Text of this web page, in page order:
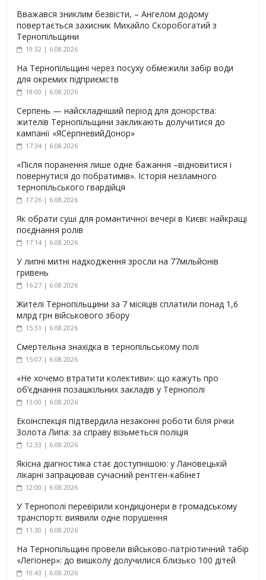
Вважався зниклим безвісти, – Ангелом додому
повертається захисник Михайло Скоробогатий з
Тернопільщини
19:32 | 6.08.2026
На Тернопільщині через посуху обмежили забір води
для окремих підприємств
18:00 | 6.08.2026
Серпень — найскладніший період для донорства:
жителів Тернопільщини закликають долучитися до
кампанії «ЯСерпневийДонор»
17:34 | 6.08.2026
«Після поранення лише одне бажання –відновитися і
повернутися до побратимів». Історія незламного
тернопільського гвардійця
17:26 | 6.08.2026
Як обрати суші для романтичної вечері в Києві: найкращі
поєднання ролів
17:14 | 6.08.2026
У липні митні надходження зросли на 77мільйонів
гривень
16:27 | 6.08.2026
Жителі Тернопільщини за 7 місяців сплатили понад 1,6
млрд грн військового збору
15:31 | 6.08.2026
Смертельна знахідка в тернопільському полі
15:07 | 6.08.2026
«Не хочемо втратити колективи»: що кажуть про
об’єднання позашкільних закладів у Тернополі
13:00 | 6.08.2026
Екоінспекція підтвердила незаконні роботи біля річки
Золота Липа: за справу візьметься поліція
12:33 | 6.08.2026
Якісна діагностика стає доступнішою: у Лановецькій
лікарні запрацював сучасний рентген-кабінет
12:00 | 6.08.2026
У Тернополі перевірили кондиціонери в громадському
транспорті: виявили одне порушення
11:30 | 6.08.2026
На Тернопільщині провели військово-патріотичний табір
«Легіонер»: до вишколу долучилися близько 100 дітей
10:43 | 6.08.2026